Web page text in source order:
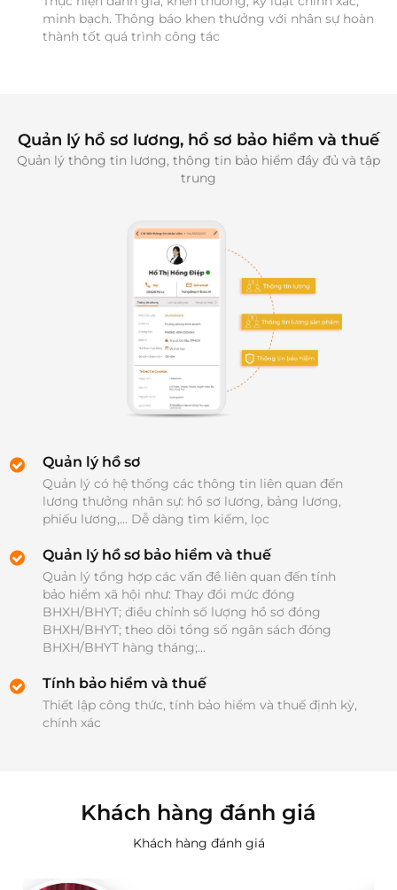
minh bạch. Thông báo khen thưởng với nhân sự hoàn
thành tốt quá trình công tác
Quản lý hồ sơ lương, hồ sơ bảo hiểm và thuế
Quản lý thông tin lương, thông tin bảo hiểm đầy đủ và tập
trung
Quản lý hồ sơ
Quản lý có hệ thống các thông tin liên quan đến
lương thưởng nhân sự: hồ sơ lương, bảng lương,
phiếu lương,... Dễ dàng tìm kiếm, lọc
Quản lý hồ sơ bảo hiểm và thuế
Quản lý tổng hợp các vấn đề liên quan đến tính
bảo hiểm xã hội như: Thay đổi mức đóng
BHXH/BHYT; điều chỉnh số lượng hồ sơ đóng
BHXH/BHYT; theo dõi tổng số ngân sách đóng
BHXH/BHYT hàng tháng;...
Tính bảo hiểm và thuế
Thiết lập công thức, tính bảo hiểm và thuế định kỳ,
chính xác
Khách hàng đánh giá
Khách hàng đánh giá